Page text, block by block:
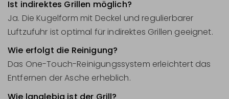
Ist indirektes Grillen möglich?
Ja. Die Kugelform mit Deckel und regulierbarer
Luftzufuhr ist optimal für indirektes Grillen geeignet.
Wie erfolgt die Reinigung?
Das One-Touch-Reinigungssystem erleichtert das
Entfernen der Asche erheblich.